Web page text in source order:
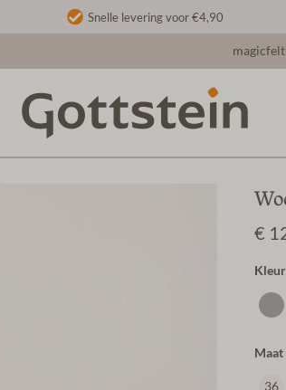
Snelle levering voor €4,90
magicfelt
€
Kleur
Maat
36